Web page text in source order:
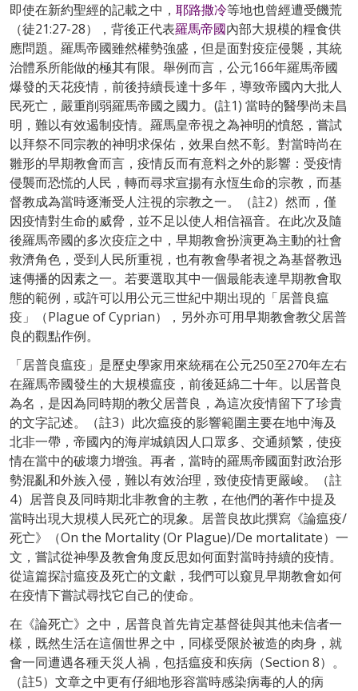
即使在新約聖經的記載之中， 耶路撒冷等地也曾經遭受饑荒
（徒21:27-28），背後正代表羅馬帝國內部大規模的糧食供
應問題。羅馬帝國雖然權勢強盛，但是面對疫症侵襲，其統
治體系所能做的極其有限。舉例而言，公元166年羅馬帝國
爆發的天花疫情，前後持續長達十多年，導致帝國內大批人
民死亡，嚴重削弱羅馬帝國之國力。(註1) 當時的醫學尚未昌
明，難以有效遏制疫情。羅馬皇帝視之為神明的憤怒，嘗試
以拜祭不同宗教的神明求保佑，效果自然不彰。對當時尚在
雛形的早期教會而言，疫情反而有意料之外的影響：受疫情
侵襲而恐慌的人民，轉而尋求宣揚有永恆生命的宗教，而基
督教成為當時逐漸受人注視的宗教之一。（註2）然而，僅
因疫情對生命的威脅，並不足以使人相信福音。在此次及隨
後羅馬帝國的多次疫症之中，早期教會扮演更為主動的社會
救濟角色，受到人民所重視，也有教會學者視之為基督教迅
速傳播的因素之一。若要選取其中一個最能表達早期教會取
態的範例，或許可以用公元三世紀中期出現的「居普良瘟
疫」（Plague of Cyprian），另外亦可用早期教會教父居普
良的觀點作例。
「居普良瘟疫」是歷史學家用來統稱在公元250至270年左右
在羅馬帝國發生的大規模瘟疫，前後延綿二十年。以居普良
為名，是因為同時期的教父居普良，為這次疫情留下了珍貴
的文字記述。（註3）此次瘟疫的影響範圍主要在地中海及
北非一帶，帝國內的海岸城鎮因人口眾多、交通頻繁，使疫
情在當中的破壞力增強。再者，當時的羅馬帝國面對政治形
勢混亂和外族入侵，難以有效治理，致使疫情更嚴峻。（註
4）居普良及同時期北非教會的主教，在他們的著作中提及
當時出現大規模人民死亡的現象。居普良故此撰寫《論瘟疫/
死亡》（On the Mortality (Or Plague)/De mortalitate）一
文，嘗試從神學及教會角度反思如何面對當時持續的疫情。
從這篇探討瘟疫及死亡的文獻，我們可以窺見早期教會如何
在疫情下嘗試尋找它自己的使命。
在《論死亡》之中，居普良首先肯定基督徒與其他未信者一
樣，既然生活在這個世界之中，同樣受限於被造的肉身，就
會一同遭遇各種天災人禍，包括瘟疫和疾病（Section 8）。
（註5）文章之中更有仔細地形容當時感染病毒的人的病